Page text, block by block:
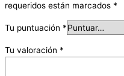
requeridos están marcados *
Tu puntuación *
Tu valoración *